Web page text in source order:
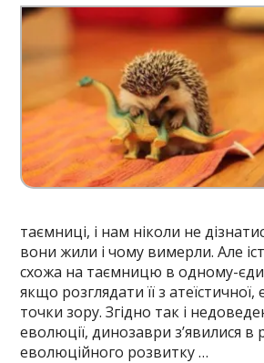
таємниці, і нам ніколи не
вони жили і чому вимерли. Але
схожа на таємницю в одному-
якщо розглядати її з
точки зору. Згідно так і
еволюції, динозаври з’явилися в
еволюційного розвитку …